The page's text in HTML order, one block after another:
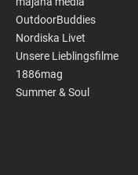
OutdoorBuddies
Nordiska Livet
Unsere Lieblingsfilme
1886mag
Summer & Soul